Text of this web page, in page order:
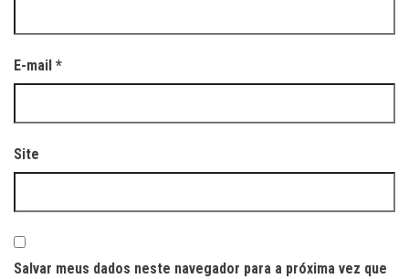
E-mail *
Site
Salvar meus dados neste navegador para a próxima vez que